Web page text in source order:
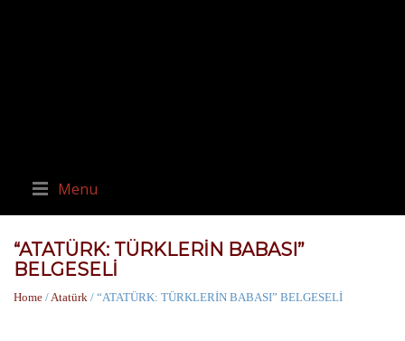
Menu
“ATATÜRK: TÜRKLERİN BABASI”
BELGESELİ
Home /Atatürk / “ATATÜRK: TÜRKLERİN BABASI” BELGESELİ